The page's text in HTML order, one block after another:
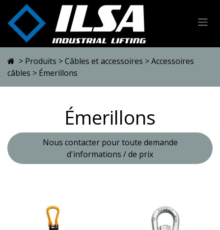
Se rendre au contenu
> Produits >Câbles et accessoires >Accessoires
câbles > Émerillons
Émerillons
Nous contacter pour toute demande
d'informations / de prix